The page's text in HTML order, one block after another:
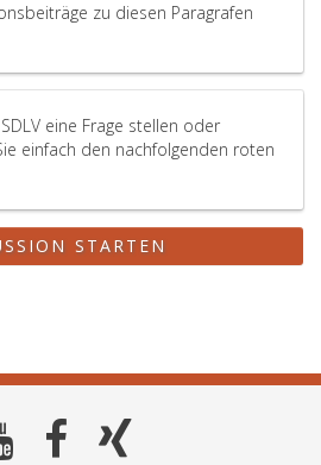
zu diesen Paragrafen
eine Frage stellen oder
einfach den nachfolgenden roten
STARTEN